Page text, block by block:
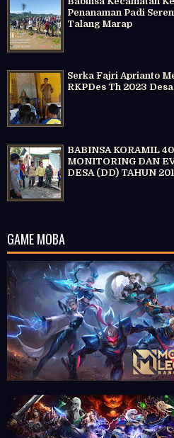
Penanaman Padi
Talang Marap
Serka Fajri Aprianto
RKPDes Th 2023
BABINSA KORAMIL
MONITORING DAN
DESA (DD) TAHUN
GAME MOBA